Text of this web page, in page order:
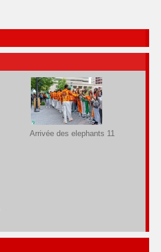
Arrivée des elephants 11